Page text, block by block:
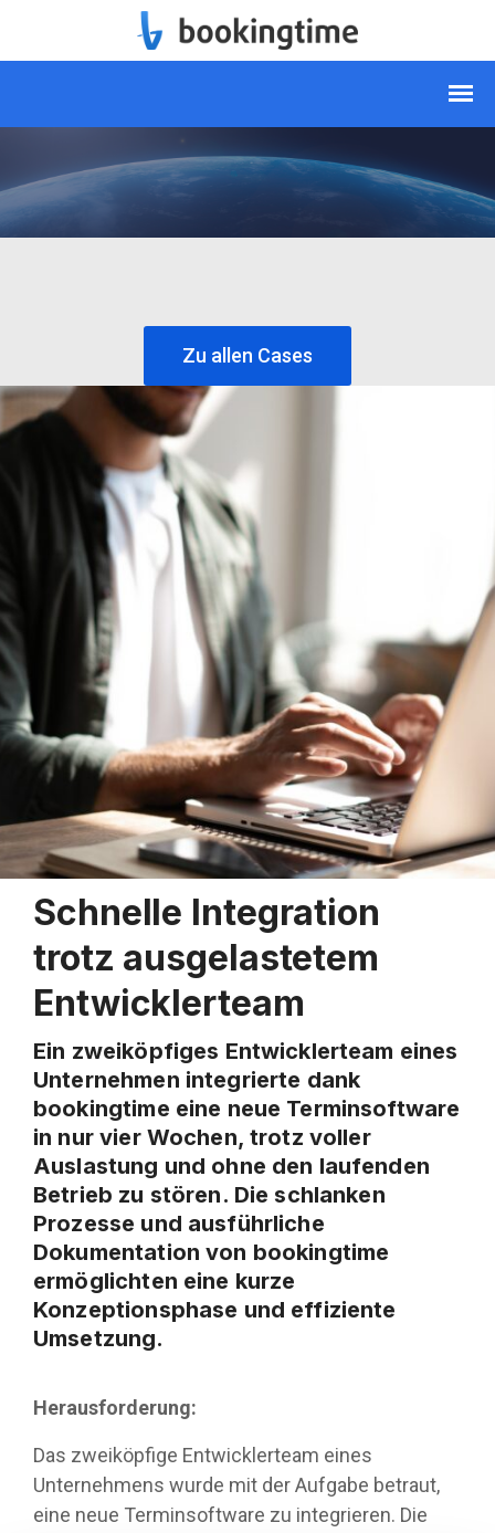
Zu allen Cases
Schnelle Integration
trotz ausgelastetem
Entwicklerteam
Ein zweiköpfiges Entwicklerteam eines
Unternehmen integrierte dank
bookingtime eine neue Terminsoftware
in nur vier Wochen, trotz voller
Auslastung und ohne den laufenden
Betrieb zu stören. Die schlanken
Prozesse und ausführliche
Dokumentation von bookingtime
ermöglichten eine kurze
Konzeptionsphase und effiziente
Umsetzung.
Herausforderung:
Das zweiköpfige Entwicklerteam eines
Unternehmens wurde mit der Aufgabe betraut,
eine neue Terminsoftware zu integrieren. Die